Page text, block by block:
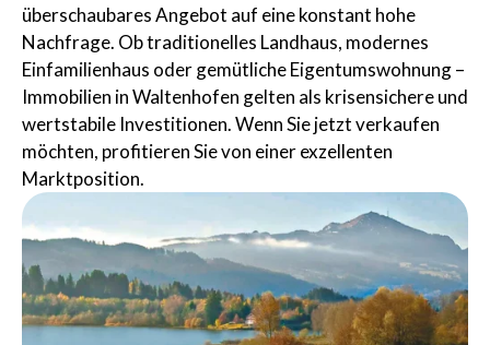
überschaubares Angebot auf eine konstant hohe
Nachfrage. Ob traditionelles Landhaus, modernes
Einfamilienhaus oder gemütliche Eigentumswohnung –
Immobilien in Waltenhofen gelten als krisensichere und
wertstabile Investitionen. Wenn Sie jetzt verkaufen
möchten, profitieren Sie von einer exzellenten
Marktposition.